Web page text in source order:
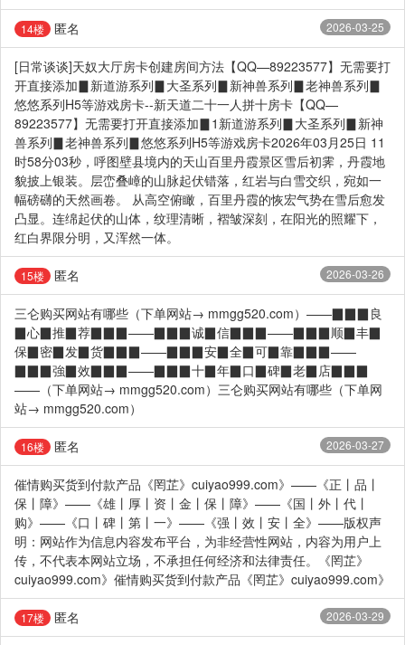
14楼 匿名 2026-03-25
[日常谈谈]天奴大厅房卡创建房间方法【QQ—89223577】无需要打
开直接添加▊新道游系列▊大圣系列▊新神兽系列▊老神兽系列▊
悠悠系列H5等游戏房卡--新天道二十一人拼十房卡【QQ—
89223577】无需要打开直接添加▊1新道游系列▊大圣系列▊新神
兽系列▊老神兽系列▊悠悠系列H5等游戏房卡2026年03月25日 11
时58分03秒，呼图壁县境内的天山百里丹霞景区雪后初霁，丹霞地
貌披上银装。层峦叠嶂的山脉起伏错落，红岩与白雪交织，宛如一
幅磅礴的天然画卷。 从高空俯瞰，百里丹霞的恢宏气势在雪后愈发
凸显。连绵起伏的山体，纹理清晰，褶皱深刻，在阳光的照耀下，
红白界限分明，又浑然一体。
15楼 匿名 2026-03-26
三仑购买网站有哪些（下单网站→ mmgg520.com）——▉▉▉良
▉心▉推▉荐▉▉▉——▉▉▉诚▉信▉▉▉——▉▉▉顺▉丰▉
保▉密▉发▉货▉▉▉——▉▉▉安▉全▉可▉靠▉▉▉——
▉▉▉強▉效▉▉▉——▉▉▉十▉年▉口▉碑▉老▉店▉▉▉
——（下单网站→ mmgg520.com）三仑购买网站有哪些（下单网
站→ mmgg520.com）
16楼 匿名 2026-03-27
催情购买货到付款产品《罔芷》cuiyao999.com》——《正丨品丨
保丨障》——《雄丨厚丨资丨金丨保丨障》——《国丨外丨代丨
购》——《口丨碑丨第丨一》——《强丨效丨安丨全》——版权声
明：网站作为信息内容发布平台，为非经营性网站，内容为用户上
传，不代表本网站立场，不承担任何经济和法律责任。《罔芷》
cuiyao999.com》催情购买货到付款产品《罔芷》cuiyao999.com》
17楼 匿名 2026-03-29